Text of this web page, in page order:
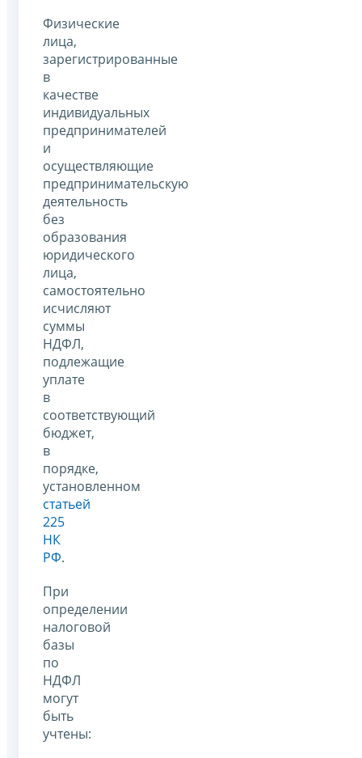
Физические
лица,
зарегистрированные
в
качестве
индивидуальных
предпринимателей
и
осуществляющие
предпринимательскую
деятельность
без
образования
юридического
лица,
самостоятельно
исчисляют
суммы
НДФЛ,
подлежащие
уплате
в
соответствующий
бюджет,
в
порядке,
установленном
статьей
225
НК
РФ.
При
определении
налоговой
базы
по
НДФЛ
могут
быть
учтены: